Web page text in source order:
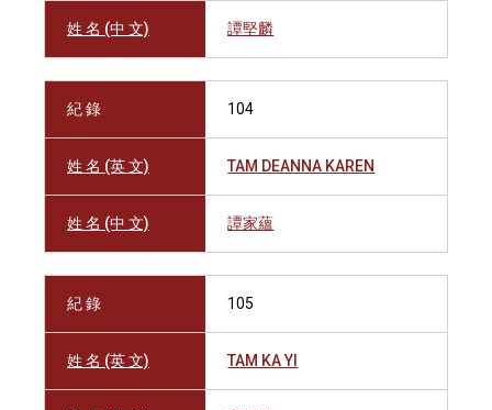
姓 名 (中 文) 譚堅麟
紀 錄 104
姓 名 (英 文) TAM DEANNA KAREN
姓 名 (中 文) 譚家蘊
紀 錄 105
姓 名 (英 文) TAM KA YI